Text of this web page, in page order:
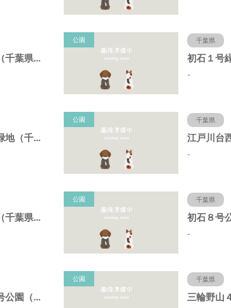
初石４号緑地（千葉県流山市）
公園 千葉県
-
江戸川台７号緑地（千葉県流山市）
公園 千葉県
-
初石２号緑地（千葉県流山市）
公園 千葉県
-
江戸川台２４号公園（千葉県流山市）
公園 千葉県